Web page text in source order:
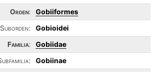
Orden:
Gobiiformes
Suborden:
Gobioidei
Familia:
Gobiidae
Gobiinae